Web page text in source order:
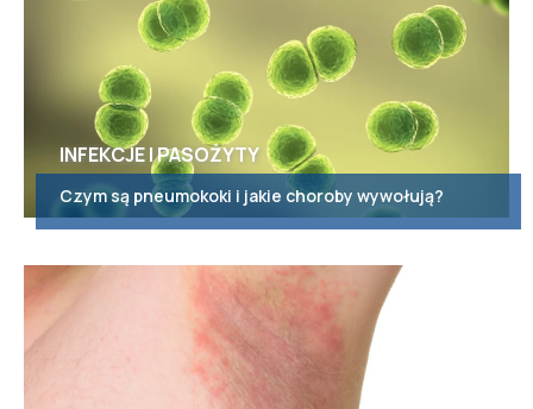
INFEKCJE I PASOŻYTY
Czym są pneumokoki i jakie choroby wywołują?